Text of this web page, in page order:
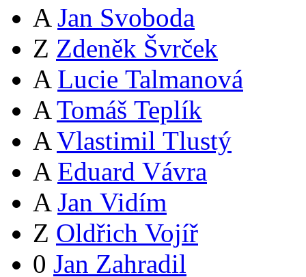
A Jan Svoboda
Z Zdeněk Švrček
A Lucie Talmanová
A Tomáš Teplík
A Vlastimil Tlustý
A Eduard Vávra
A Jan Vidím
Z Oldřich Vojíř
0 Jan Zahradil